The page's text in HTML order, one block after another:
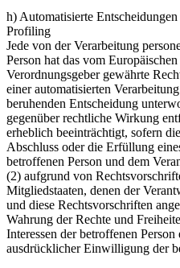
h) Automatisierte
Profiling
Jede von der Verarbeitung
Person hat das vom
Verordnungsgeber gewährte
einer automatisierten
beruhenden Entscheidung
gegenüber rechtliche Wirkung
erheblich beeinträchtigt, sofern
Abschluss oder die Erfüllung
betroffenen Person und dem
(2) aufgrund von
Mitgliedstaaten, denen der
und diese Rechtsvorschriften
Wahrung der Rechte und
Interessen der betroffenen
ausdrücklicher Einwilligung der